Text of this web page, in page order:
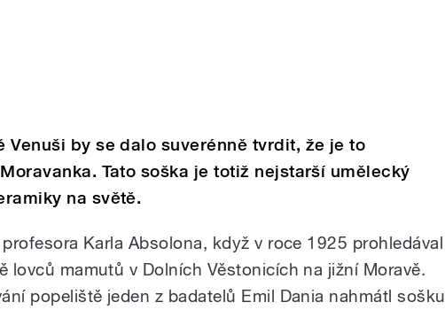
Venuši by se dalo suverénně tvrdit, že je to
Tato soška je totiž nejstarší umělecký
na světě.
Karla Absolona, když v roce 1925 prohledával
lovců mamutů v Dolních Věstonicích na jižní Moravě.
popeliště jeden z badatelů Emil Dania nahmátl sošku